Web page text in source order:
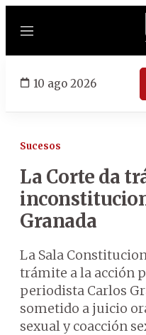
Menú
10 ago 2026
Sucesos
La Corte da
Granada
La Sala
trámite a la acción
periodista Carlos
sometido a juicio
sexual y coacción